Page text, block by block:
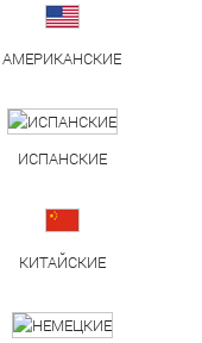
АМЕРИКАНСКИЕ
ИСПАНСКИЕ
КИТАЙСКИЕ